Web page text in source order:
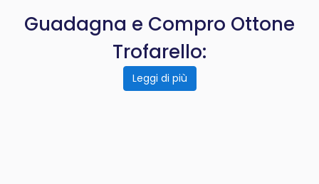
Guadagna e Compro Ottone
Trofarello:
Leggi di più